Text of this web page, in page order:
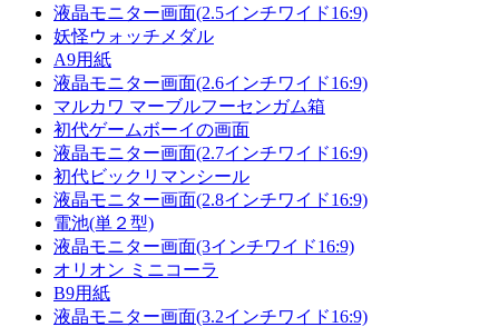
液晶モニター画面(2.5インチワイド16:9)
妖怪ウォッチメダル
A9用紙
液晶モニター画面(2.6インチワイド16:9)
マルカワ マーブルフーセンガム箱
初代ゲームボーイの画面
液晶モニター画面(2.7インチワイド16:9)
初代ビックリマンシール
液晶モニター画面(2.8インチワイド16:9)
電池(単２型)
液晶モニター画面(3インチワイド16:9)
オリオン ミニコーラ
B9用紙
液晶モニター画面(3.2インチワイド16:9)